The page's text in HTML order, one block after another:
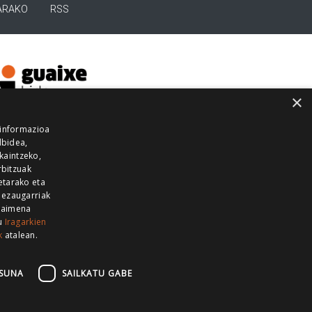
RSS
GUKA
GUKA ZUMAIA GUKA
×
eta
Iragarkien
atalean.
SAILKATU GABE